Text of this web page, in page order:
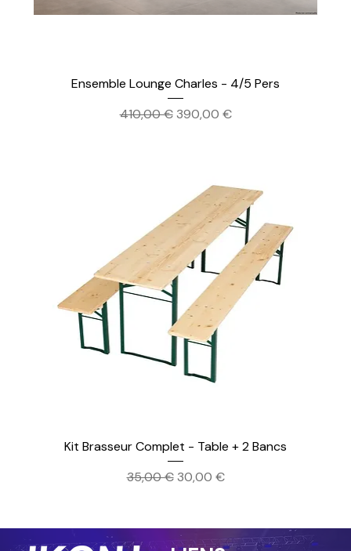
Ensemble Lounge Charles - 4/5 Pers
Prix original
410,00 € Prix promotionnel
390,00 €
Kit Brasseur Complet - Table + 2 Bancs
Prix original
35,00 € Prix promotionnel
30,00 €